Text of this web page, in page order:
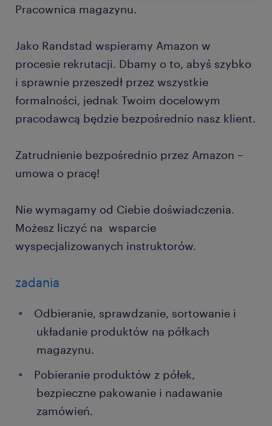
Pracownica magazynu.
Jako Randstad wspieramy Amazon w
procesie rekrutacji. Dbamy o to, abyś szybko
i sprawnie przeszedł przez wszystkie
formalności, jednak Twoim docelowym
pracodawcą będzie bezpośrednio nasz klient.
Zatrudnienie bezpośrednio przez Amazon –
umowa o pracę!
Nie wymagamy od Ciebie doświadczenia.
Możesz liczyć na wsparcie
wyspecjalizowanych instruktorów.
zadania
Odbieranie, sprawdzanie, sortowanie i
układanie produktów na półkach
magazynu.
Pobieranie produktów z półek,
bezpieczne pakowanie i nadawanie
zamówień.